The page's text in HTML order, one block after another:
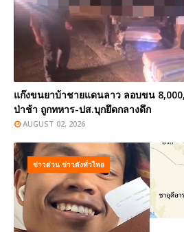
แก๊งขนยาบ้าชายแดนลาว ลอบขน
ป่าช้า ถูกทหาร-ปส.บุกยึดกลางดึก
AUGUST 02, 2026
ข่าวด่วน ข่าวดังทั่วไทย